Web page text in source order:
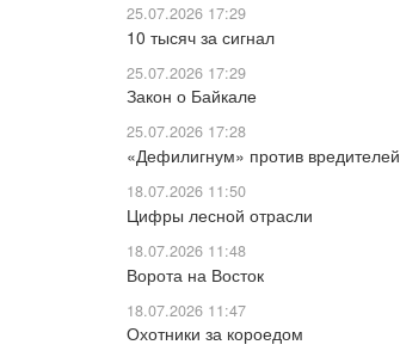
25.07.2026 17:29
10 тысяч за сигнал
25.07.2026 17:29
Закон о Байкале
25.07.2026 17:28
«Дефилигнум» против вредителей
18.07.2026 11:50
Цифры лесной отрасли
18.07.2026 11:48
Ворота на Восток
18.07.2026 11:47
Охотники за короедом